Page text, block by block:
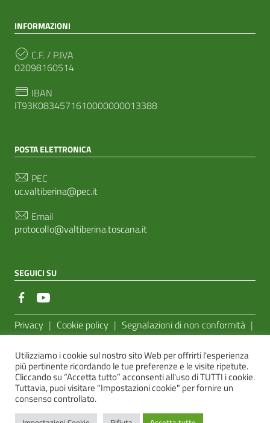
INFORMAZIONI
C.F. / P.IVA
02098160514
IBAN
IT93K0834571610000000013388
POSTA ELETTRONICA
PEC
uc.valtiberina@pec.it
Email
protocollo@valtiberina.toscana.it
SEGUICI SU
Sezione Link Utili
Privacy | Cookie policy | Segnalazioni di non conformità |
AgID
Sito realizzato dallae-Linking Online Systems S.r.l.
Utilizziamo i cookie sul nostro sito Web per offrirti l'esperienza
più pertinente ricordando le tue preferenze e le visite ripetute.
Cliccando su “Accetta tutto” acconsenti all'uso di TUTTI i cookie.
Tuttavia, puoi visitare "Impostazioni cookie" per fornire un
consenso controllato.